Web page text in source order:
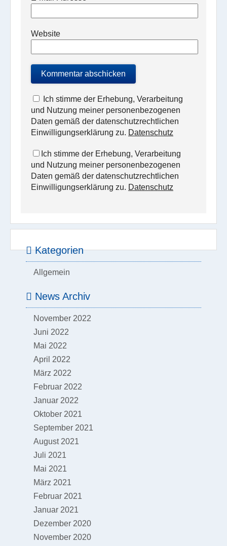
Website
Ich stimme der Erhebung, Verarbeitung
und Nutzung meiner personenbezogenen
Daten gemäß der datenschutzrechtlichen
Einwilligungserklärung zu. Datenschutz
Ich stimme der Erhebung, Verarbeitung
und Nutzung meiner personenbezogenen
Daten gemäß der datenschutzrechtlichen
Einwilligungserklärung zu. Datenschutz
Kategorien
Allgemein
News Archiv
November 2022
Juni 2022
Mai 2022
April 2022
März 2022
Februar 2022
Januar 2022
Oktober 2021
September 2021
August 2021
Juli 2021
Mai 2021
März 2021
Februar 2021
Januar 2021
Dezember 2020
November 2020